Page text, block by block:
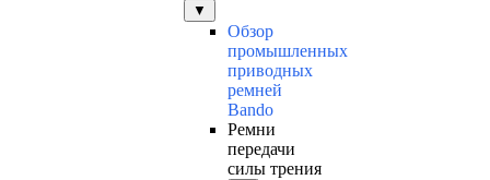
▼
Обзор
промышленных
приводных
ремней
Bando
Ремни
передачи
силы трения